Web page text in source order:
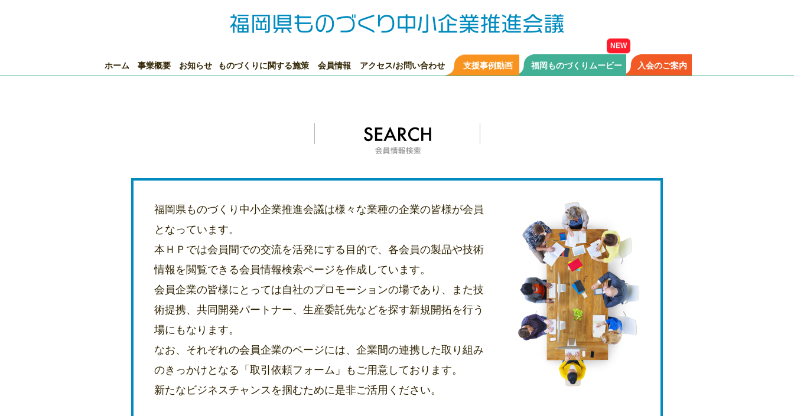
ホーム 事業概要 お知らせ ものづくりに関する施策 会員情報 アクセス/お問い合わせ 支援事例動画 福岡ものづくりムービー 入会のご案内
福岡県ものづくり中小企業推進会議は様々な業種の企業の皆様が会員
となっています。
本ＨＰでは会員間での交流を活発にする目的で、各会員の製品や技術
情報を閲覧できる会員情報検索ページを作成しています。
会員企業の皆様にとっては自社のプロモーションの場であり、また技
術提携、共同開発パートナー、生産委託先などを探す新規開拓を行う
場にもなります。
なお、それぞれの会員企業のページには、企業間の連携した取り組み
のきっかけとなる「取引依頼フォーム」もご用意しております。
新たなビジネスチャンスを掴むために是非ご活用ください。